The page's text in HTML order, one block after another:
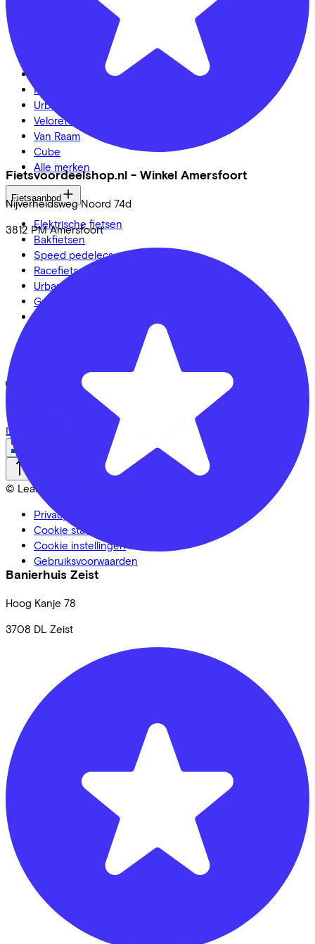
Fietsvoordeelshop.nl - Winkel Amersfoort
Nijverheidsweg Noord 74d
3812 PM Amersfoort
Banierhuis Zeist
Hoog Kanje 78
3708 DL Zeist
Kalkhoff
Urban Arrow
Veloretti
Van Raam
Cube
Alle merken
Fietsaanbod
Elektrische fietsen
Bakfietsen
Speed pedelecs
Racefietsen
Urban fietsen
Gravelbikes
LinkedIn
© Lease a Bike. All Rights Reserved.
Privacy statement
Cookie statement
Cookie instellingen
Gebruiksvoorwaarden